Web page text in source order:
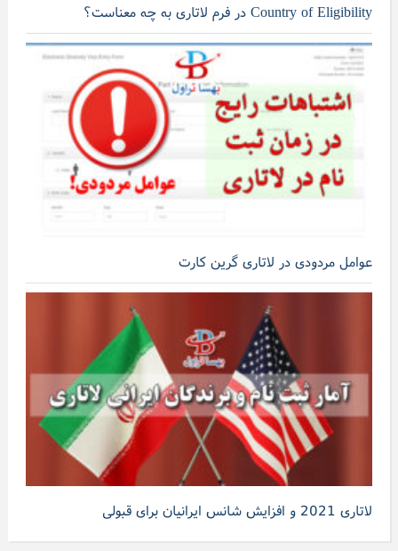
Country of Eligibility در فرم لاتاری به چه معناست؟
عوامل مردودی در لاتاری گرین کارت
لاتاری 2021 و افزایش شانس ایرانیان برای قبولی